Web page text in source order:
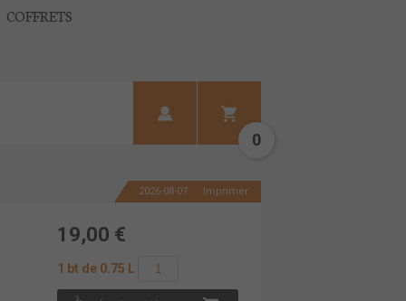
COFFRETS
0
2026-08-07 Imprimer
19,00 €
1 bt de 0.75 L